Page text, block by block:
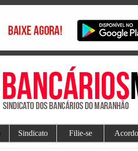
Sindicato Filie-se